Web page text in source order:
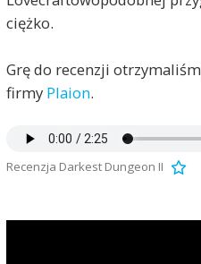
ciężko.
Grę do recenzji
firmy Plaion.
Recenzja Darkest Dungeon II